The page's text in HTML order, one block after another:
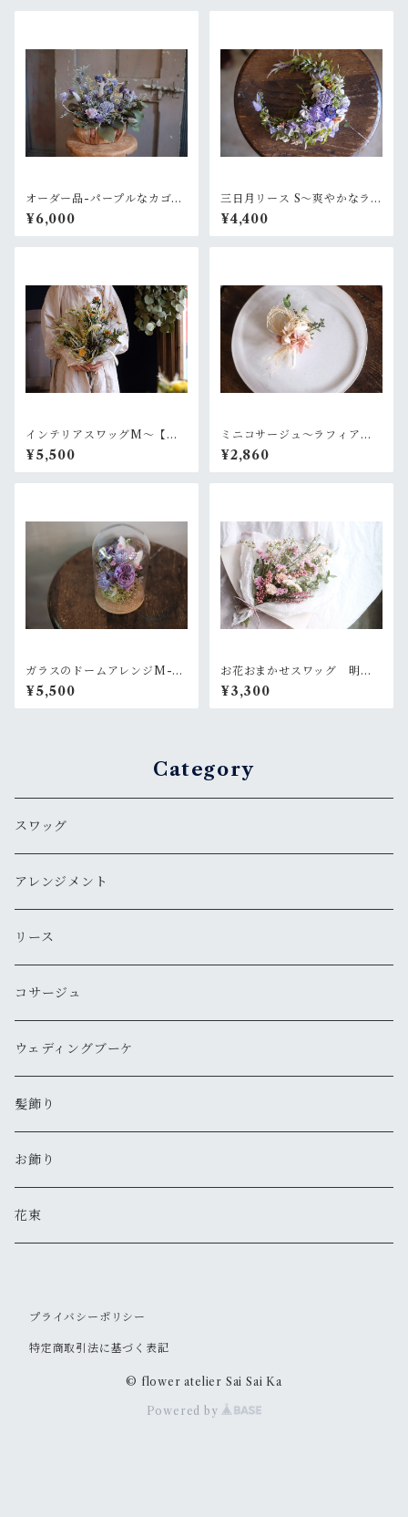
オーダー品-パープルなカゴア
レンジ
¥6,000
三日月リース S〜爽やかなラベ
ンダーグリーン
¥4,400
インテリアスワッグM〜【お
好きなお色でオーダー制作依
頼】
¥5,500
ミニコサージュ〜ラフィアと
ピンク
¥2,860
ガラスのドームアレンジM-ラ
ベンダー+ピリッとピンク
¥5,500
お花おまかせスワッグ 明る
いピンク系
¥3,300
Category
スワッグ
アレンジメント
リース
コサージュ
ウェディングブーケ
髪飾り
お飾り
花束
プライバシーポリシー
特定商取引法に基づく表記
© flower atelier Sai Sai Ka
Powered by